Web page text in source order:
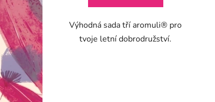
Výhodná sada tří aromuli® pro
tvoje letní dobrodružství.